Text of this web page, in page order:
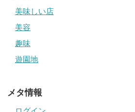
美味しい店
美容
趣味
遊園地
メタ情報